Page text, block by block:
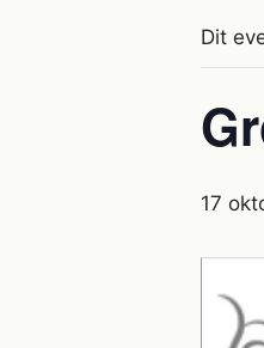
Dit
17